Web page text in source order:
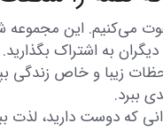
به اشتراک بگذارید.
زیبا و خاص زندگی
ببرد.
که دوست دارید، لذت